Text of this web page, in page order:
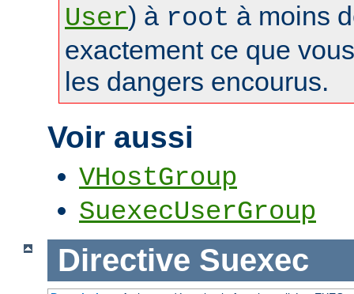
User) à root à moins
exactement ce que
les dangers encourus.
Voir aussi
VHostGroup
SuexecUserGroup
Directive Suexec